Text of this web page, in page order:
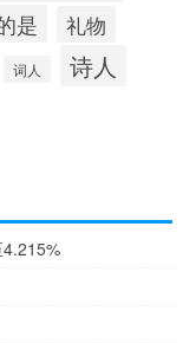
是
礼物
词人 诗人